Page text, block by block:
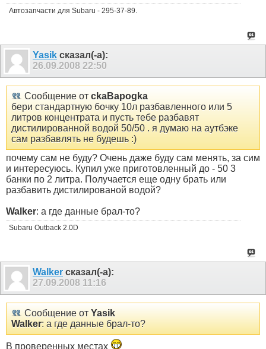
Автозапчасти для Subaru - 295-37-89.
Yasik сказал(-а):
26.09.2008 22:50
Сообщение от ckaBapogka
бери стандартную бочку 10л разбавленного или 5
литров концентрата и пусть тебе разбавят
дистилированной водой 50/50 . я думаю на аутбэке
сам разбавлять не будешь :)
почему сам не буду? Очень даже буду сам менять, за сим
и интересуюсь. Купил уже приготовленный до - 50 3
банки по 2 литра. Получается еще одну брать или
разбавить дистилированой водой?
Walker: а где данные брал-то?
Subaru Outback 2.0D
Walker сказал(-а):
27.09.2008 11:16
Сообщение от Yasik
Walker: а где данные брал-то?
В проверенных местах